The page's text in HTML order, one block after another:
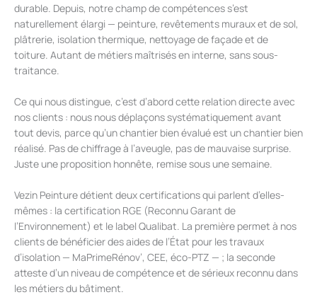
durable. Depuis, notre champ de compétences s’est
naturellement élargi — peinture, revêtements muraux et de sol,
plâtrerie, isolation thermique, nettoyage de façade et de
toiture. Autant de métiers maîtrisés en interne, sans sous-
traitance.
Ce qui nous distingue, c’est d’abord cette relation directe avec
nos clients : nous nous déplaçons systématiquement avant
tout devis, parce qu’un chantier bien évalué est un chantier bien
réalisé. Pas de chiffrage à l’aveugle, pas de mauvaise surprise.
Juste une proposition honnête, remise sous une semaine.
Vezin Peinture détient deux certifications qui parlent d’elles-
mêmes : la certification RGE (Reconnu Garant de
l’Environnement) et le label Qualibat. La première permet à nos
clients de bénéficier des aides de l’État pour les travaux
d’isolation — MaPrimeRénov’, CEE, éco-PTZ — ; la seconde
atteste d’un niveau de compétence et de sérieux reconnu dans
les métiers du bâtiment.